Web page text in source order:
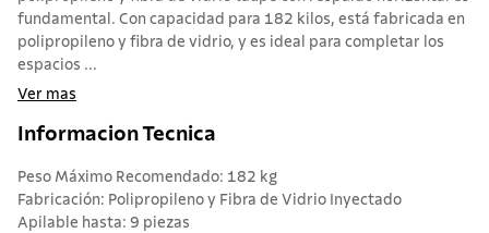
fundamental. Con capacidad para 182 kilos, está fabricada en
polipropileno y fibra de vidrio, y es ideal para completar los
espacios ...
Ver mas
Informacion Tecnica
Peso Máximo Recomendado: 182 kg
Fabricación: Polipropileno y Fibra de Vidrio Inyectado
Apilable hasta: 9 piezas